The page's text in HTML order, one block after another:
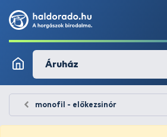
Áruház
monofil - előkezsinór